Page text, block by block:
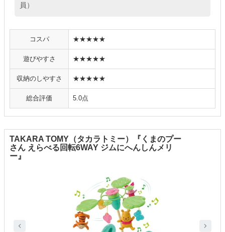
員）
コスパ ★★★★★
遊びやすさ ★★★★★
収納のしやすさ ★★★★★
総合評価 5.0点
TAKARA TOMY（タカラトミー）『くまのプー
さん えらべる回転6WAY ジムにへんしんメリ
ー』